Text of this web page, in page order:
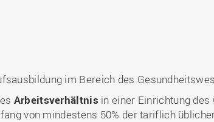
im Bereich des
Arbeitsverhältnis in einer Einrichtung
von mindestens 50% der tariflich